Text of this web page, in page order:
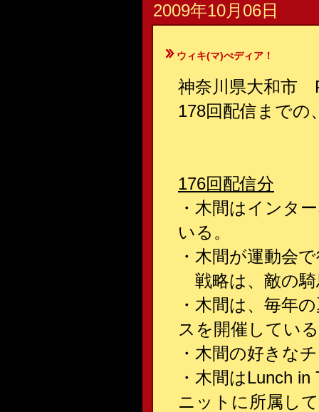
2009年10月06日
ウィキ(マ)ぺディア！
神奈川県大和市
178回配信までの
176回配信分
・木間はインタ
いる。
・木間が運動会
戦略は、敵の騎
・木間は、毎年
スを開催してい
・木間の好きな
・木間はLunch
ニットに所属し